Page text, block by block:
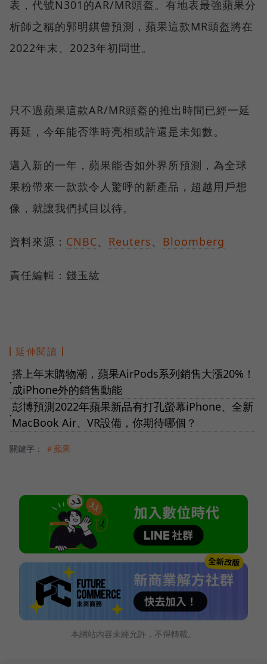
表，代號N301的AR/MR頭盔。有地表最強蘋果分
析師之稱的郭明錤曾預測，蘋果這款MR頭盔將在
2022年末、2023年初問世。
只不過蘋果這款AR/MR頭盔的推出時間已經一延
再延，今年能否準時亮相或許還是未知數。
邁入新的一年，蘋果能否如外界所預測，為全球
果粉帶來一款款令人驚呼的新產品，超越用戶想
像，就讓我們拭目以待。
資料來源： CNBC、 Reuters、 Bloomberg
責任編輯：錢玉紘
延伸閱讀
●
搭上年末購物潮，蘋果AirPods系列銷售大漲20%！
成iPhone外的銷售動能
●
彭博預測2022年蘋果新品有打孔螢幕iPhone、全新
MacBook Air、VR設備，你期待哪個？
關鍵字： ＃蘋果
本網站內容未經允許，不得轉載。